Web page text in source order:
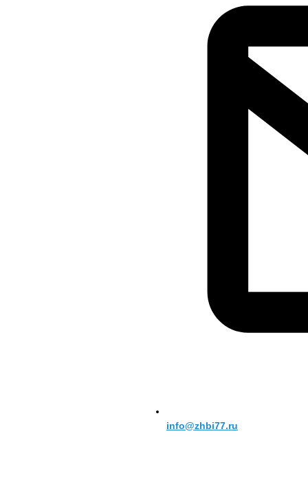
info@zhbi77.ru